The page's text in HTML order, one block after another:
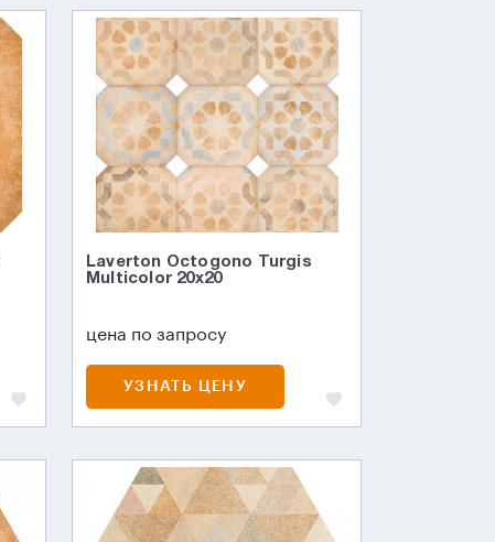
Laverton Octogono Turgis
Multicolor 20x20
цена по запросу
УЗНАТЬ ЦЕНУ